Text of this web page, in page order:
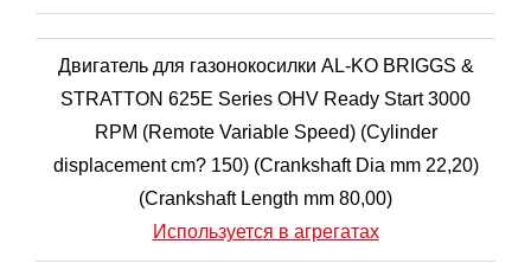
Двигатель для газонокосилки AL-KO BRIGGS &
STRATTON 625E Series OHV Ready Start 3000
RPM (Remote Variable Speed) (Cylinder
displacement cm? 150) (Crankshaft Dia mm 22,20)
(Crankshaft Length mm 80,00)
Используется в агрегатах